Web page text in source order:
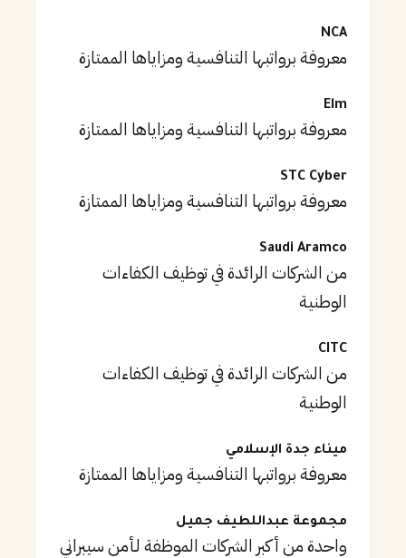
NCA
معروفة برواتبها التنافسية ومزاياها الممتازة
Elm
معروفة برواتبها التنافسية ومزاياها الممتازة
STC Cyber
معروفة برواتبها التنافسية ومزاياها الممتازة
Saudi Aramco
من الشركات الرائدة في توظيف الكفاءات
الوطنية
CITC
من الشركات الرائدة في توظيف الكفاءات
الوطنية
ميناء جدة الإسلامي
معروفة برواتبها التنافسية ومزاياها الممتازة
مجموعة عبداللطيف جميل
واحدة من أكبر الشركات الموظفة لـأمن سيبراني